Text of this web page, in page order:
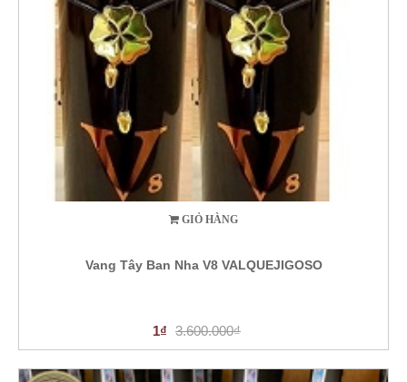
GIỎ HÀNG
Vang Tây Ban Nha V8 VALQUEJIGOSO
1₫ 3.600.000₫